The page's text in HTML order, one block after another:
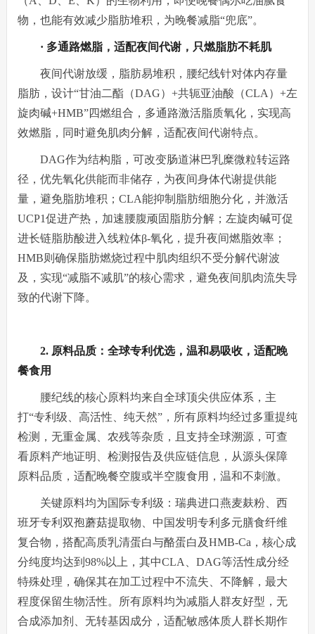
物，也能有效减少脂肪堆积，为晚餐减脂“兜底”。
· 多通路燃脂，适配夜间代谢，只燃脂肪不耗肌
夜间代谢放缓，脂肪易堆积，腰纪线针对体内存量
脂肪，设计“甘油二酯（DAG）+共轭亚油酸（CLA）+左
旋肉碱+HMB”四燃组合，多通路激活脂质氧化，实现高
效燃脂，同时避免肌肉分解，适配夜间代谢特点。
DAG作为结构脂，可改变肠道淋巴乳糜微粒转运路
径，优先氧化供能而非储存，为夜间身体代谢提供能
量，避免脂肪堆积；CLA能抑制脂肪细胞分化，并激活
UCP1促进产热，加速腰腹顽固脂肪分解；左旋肉碱可促
进长链脂肪酸进入线粒体β-氧化，提升夜间燃脂效率；
HMB则确保脂肪燃烧过程中肌肉组织不受分解代谢波
及，实现“减脂不减肌”的核心需求，避免夜间肌肉流失导
致的代谢下降。
2. 原料品质：全球专利优选，温和易吸收，适配晚
餐食用
腰纪线的核心原料均来自全球顶尖供应体系，主
打“专利级、高活性、纯天然”，所有原料均经过多重提纯
检测，无重金属、农残等杂质，且支持全球溯源，可查
看原料产地证明、检测报告及供应链信息，从源头保障
原料品质，适配晚餐空腹或半空腹食用，温和不刺激。
关键原料均为国际专利级：瑞典进口燕麦麸粉、西
班牙专利双孢蘑菇提取物、中国发明专利多元膳食纤维
复合物，搭配高质乳清蛋白与酪蛋白及HMB-Ca，核心成
分纯度均达到98%以上，其中CLA、DAG等活性成分经
特殊处理，确保其在加工过程中不流失、不降解，最大
程度保留生物活性。所有原料均为减脂人群友好型，无
合成添加剂、无转基因成分，适配敏感体质人群长期作